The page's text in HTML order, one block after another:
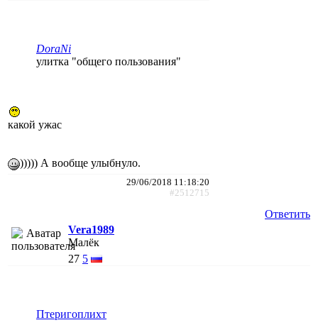
DoraNi
улитка "общего пользования"
какой ужас
))))) А вообще улыбнуло.
29/06/2018 11:18:20
#2512715
Ответить
Vera1989
Малёк
27 5
Птеригоплихт